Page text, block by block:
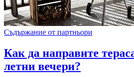
Съдържание от партньори
Как да направите
летни вечери?